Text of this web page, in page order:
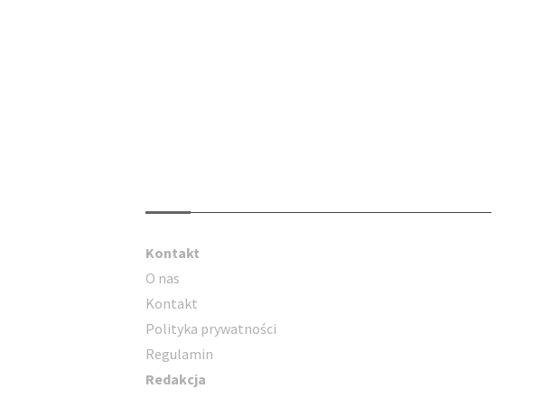
Kontakt
O nas
Kontakt
Polityka prywatności
Regulamin
Redakcja